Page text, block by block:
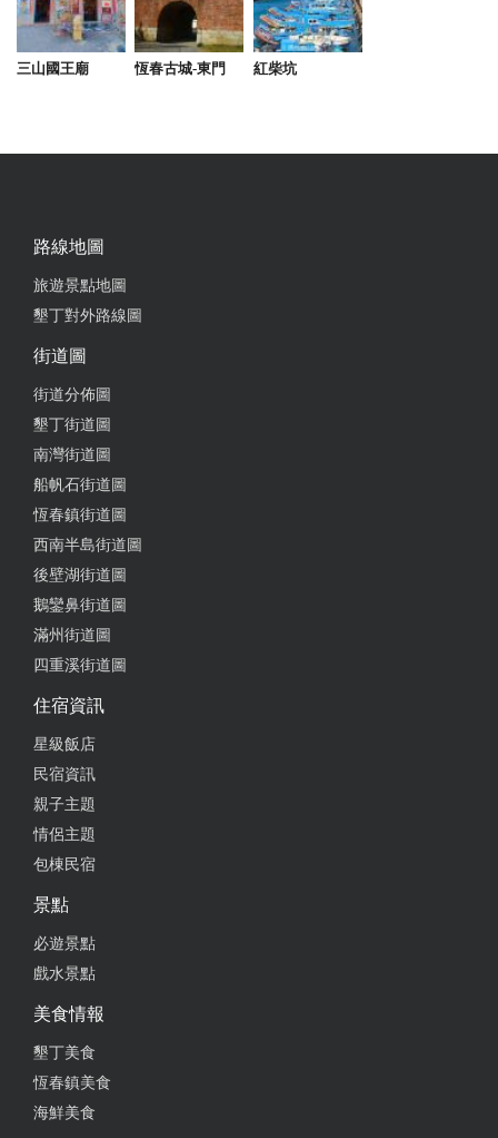
三山國王廟 恆春古城-東門 紅柴坑
路線地圖
旅遊景點地圖
墾丁對外路線圖
街道圖
街道分佈圖
墾丁街道圖
南灣街道圖
船帆石街道圖
恆春鎮街道圖
西南半島街道圖
後壁湖街道圖
鵝鑾鼻街道圖
滿州街道圖
四重溪街道圖
住宿資訊
星級飯店
民宿資訊
親子主題
情侶主題
包棟民宿
景點
必遊景點
戲水景點
美食情報
墾丁美食
恆春鎮美食
海鮮美食